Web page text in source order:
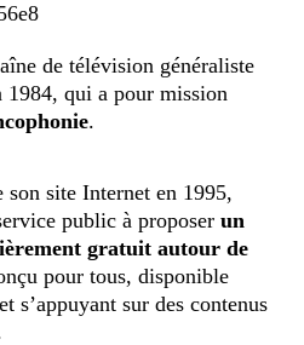
de télévision généraliste
1984, qui a pour mission
.
site Internet en 1995,
public à proposer un
gratuit autour de
pour tous, disponible
s’appuyant sur des contenus